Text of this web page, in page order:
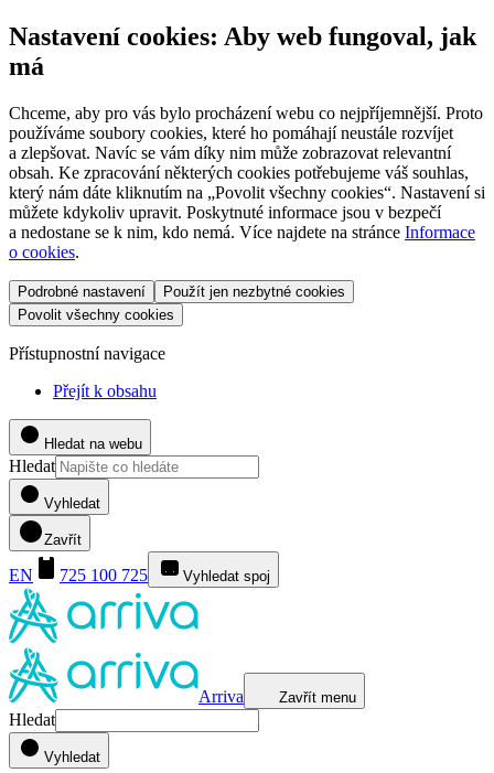
Nastavení cookies: Aby web fungoval, jak
má
Chceme, aby pro vás bylo procházení webu co nejpříjemnější. Proto
používáme soubory cookies, které ho pomáhají neustále rozvíjet
a zlepšovat. Navíc se vám díky nim může zobrazovat relevantní
obsah. Ke zpracování některých cookies potřebujeme váš souhlas,
který nám dáte kliknutím na „Povolit všechny cookies“. Nastavení si
můžete kdykoliv upravit. Poskytnuté informace jsou v bezpečí
a nedostane se k nim, kdo nemá. Více najdete na stránce Informace
o cookies.
Podrobné nastavení
Použít jen nezbytné cookies
Povolit všechny cookies
Přístupnostní navigace
Přejít k obsahu
Hledat na webu
Hledat
Vyhledat
Zavřít
EN 725 100 725 Vyhledat spoj
Arriva Zavřít menu
Hledat
Vyhledat